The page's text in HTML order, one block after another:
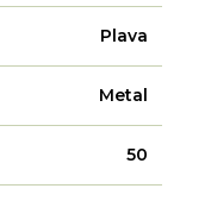
Plava
Metal
50